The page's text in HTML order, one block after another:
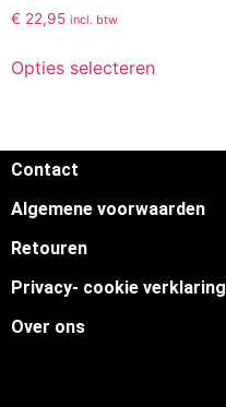
€ 22,95 incl. btw
Opties selecteren
Contact
Algemene voorwaarden
Retouren
Privacy- cookie verklaring
Over ons